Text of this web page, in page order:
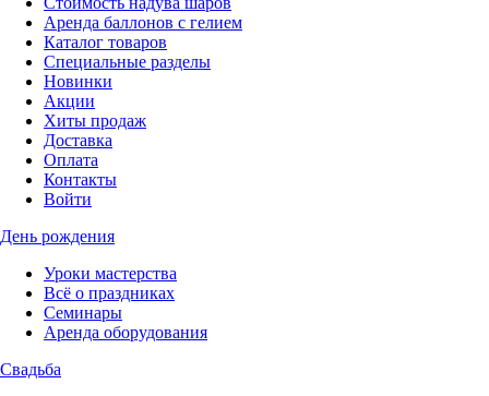
Аренда баллонов с гелием
Каталог товаров
Специальные разделы
Новинки
Акции
Хиты продаж
Доставка
Оплата
Контакты
Войти
День рождения
Уроки мастерства
Всё о праздниках
Семинары
Аренда оборудования
Свадьба